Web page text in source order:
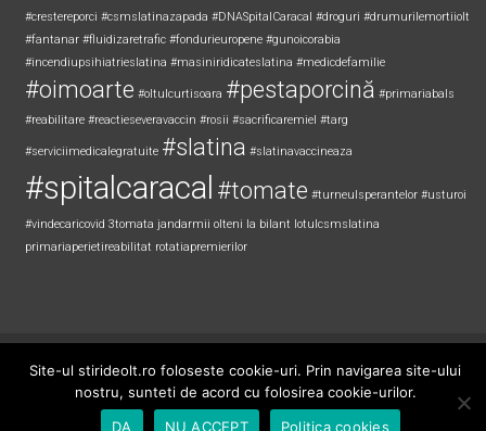
#crestereporci #csmslatinazapada #DNASpitalCaracal #droguri #drumurilemortiiolt
#fantanar #fluidizaretrafic #fondurieuropene #gunoicorabia
#incendiupsihiatrieslatina #masiniridicateslatina #medicdefamilie
#oimoarte #oltulcurtisoara #pestaporcină #primariabals
#reabilitare #reactieseveravaccin #rosii #sacrificaremiel #targ
#serviciimedicalegratuite #slatina #slatinavaccineaza
#spitalcaracal #tomate #turneulsperantelor #usturoi
#vindecaricovid 3tomata jandarmii olteni la bilant lotulcsmslatina
primariaperietireabilitat rotatiapremierilor
ThemeGrill. Powered byWordPress.
Site-ul stirideolt.ro foloseste cookie-uri. Prin navigarea site-ului
nostru, sunteti de acord cu folosirea cookie-urilor.
DA
NU ACCEPT Politica cookies